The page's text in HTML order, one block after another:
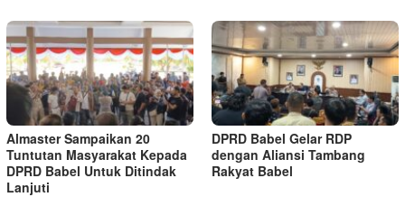
Almaster Sampaikan 20
Tuntutan Masyarakat Kepada
DPRD Babel Untuk Ditindak
Lanjuti
DPRD Babel Gelar RDP
dengan Aliansi Tambang
Rakyat Babel